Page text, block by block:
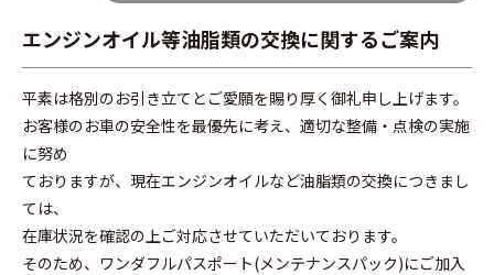
エンジンオイル等油脂類の交換に関するご案内
平素は格別のお引き立てとご愛願を賜り厚く御礼申し上げます。
お客様のお車の安全性を最優先に考え、適切な整備・点検の実施
に努め
ておりますが、現在エンジンオイルなど油脂類の交換につきまし
ては、
在庫状況を確認の上ご対応させていただいております。
そのため、ワンダフルパスポート(メンテナンスパック)にご加入